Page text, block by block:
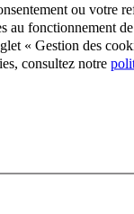
ou votre
au fonctionnement
« Gestion des
consultez notre